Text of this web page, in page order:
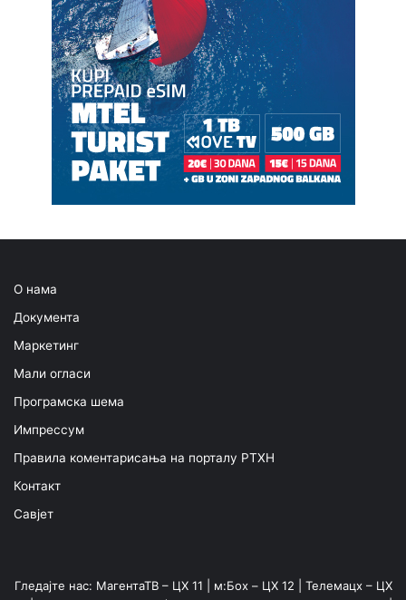
О нама
Документа
Маркетинг
Мали огласи
Програмска шема
Импрессум
Правила коментарисања на порталу РТХН
Контакт
Савјет
Гледајте нас: МагентаТВ – ЦХ 11 | м:Боx – ЦХ 12 | Телемацх – ЦХ